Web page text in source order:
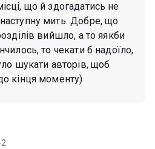
що й здогадатись не
мить. Добре, що
вийшло, а то яякби
то чекати б надоїло,
шукати авторів, щоб
кінця моменту)